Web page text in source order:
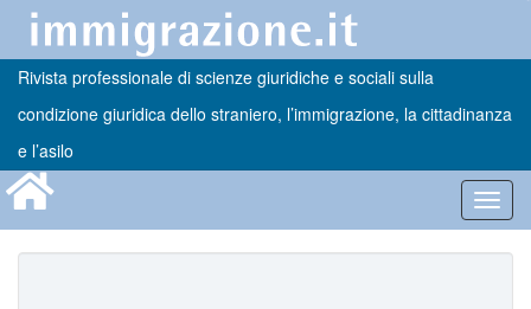
Rivista professionale di scienze giuridiche e sociali sulla
condizione giuridica dello straniero, l’immigrazione, la cittadinanza
e l’asilo